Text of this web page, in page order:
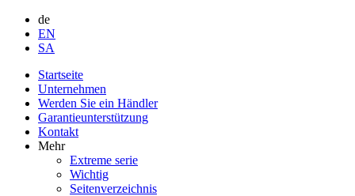
de
EN
SA
Startseite
Unternehmen
Werden Sie ein Händler
Garantieunterstützung
Kontakt
Mehr
Extreme serie
Wichtig
Seitenverzeichnis